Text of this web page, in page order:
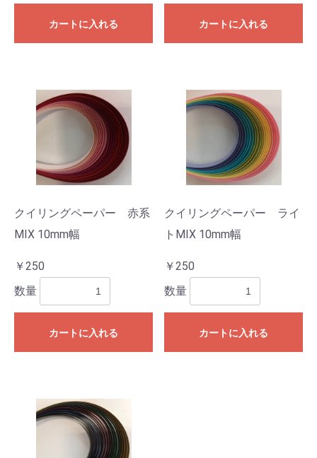
カートに入れる カートに入れる
クイリングペーパー 赤系
MIX 10mm幅
￥250
数量
カートに入れる
クイリングペーパー ライ
トMIX 10mm幅
￥250
数量
カートに入れる